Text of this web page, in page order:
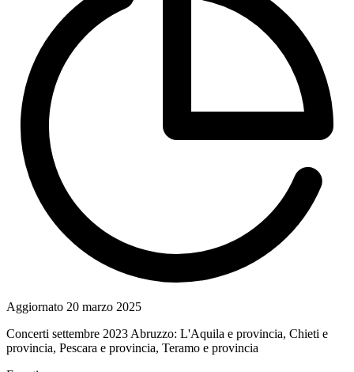
Aggiornato 20 marzo 2025
Concerti settembre 2023 Abruzzo: L'Aquila e provincia, Chieti e
provincia, Pescara e provincia, Teramo e provincia